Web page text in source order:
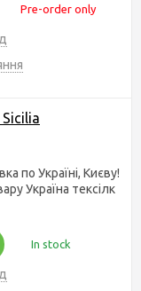
Pre-order only
по Україні, Києву!
Україна тексілк
In stock